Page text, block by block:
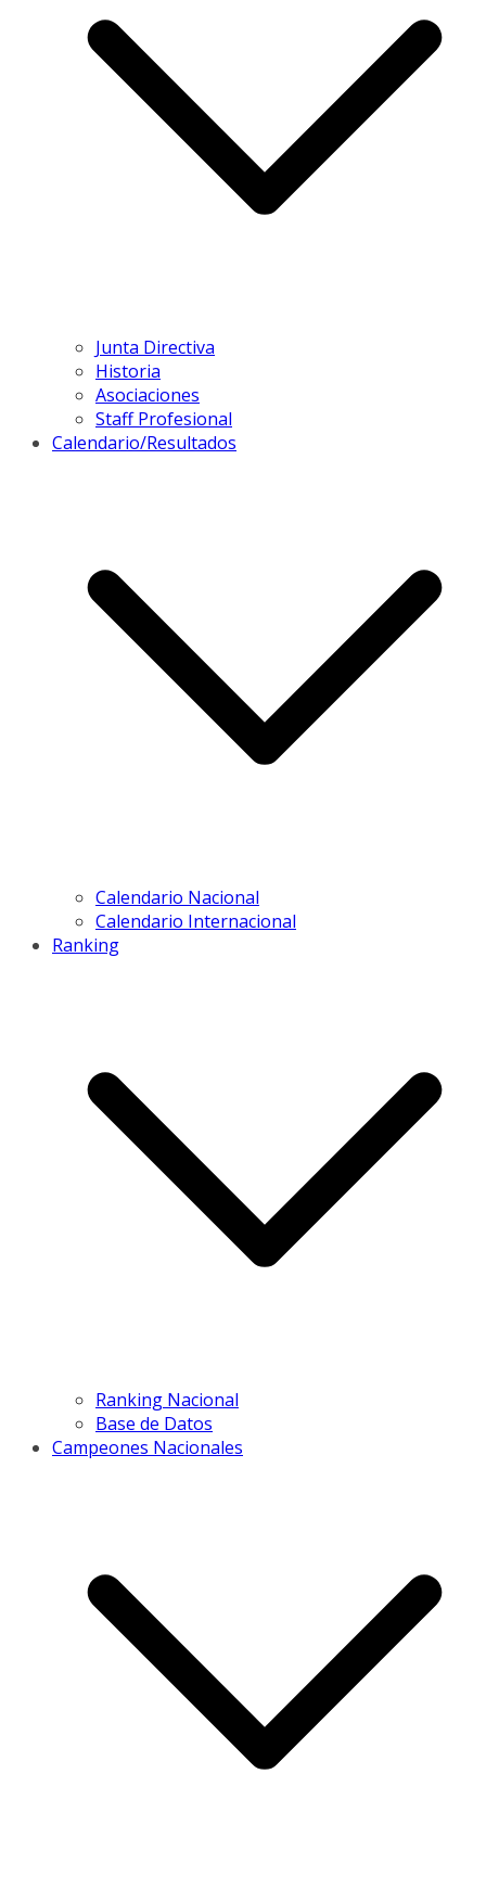
Junta Directiva
Historia
Asociaciones
Staff Profesional
Calendario/Resultados
Calendario Nacional
Calendario Internacional
Ranking
Ranking Nacional
Base de Datos
Campeones Nacionales